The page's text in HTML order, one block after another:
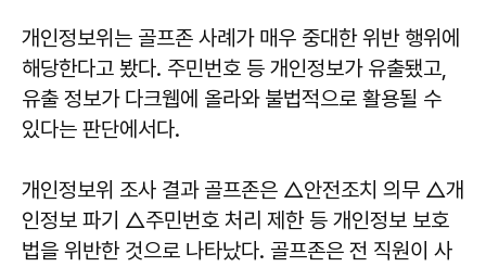
개인정보위는 골프존 사례가 매우 중대한 위반 행위에
해당한다고 봤다. 주민번호 등 개인정보가 유출됐고,
유출 정보가 다크웹에 올라와 불법적으로 활용될 수
있다는 판단에서다.
개인정보위 조사 결과 골프존은 △안전조치 의무 △개
인정보 파기 △주민번호 처리 제한 등 개인정보 보호
법을 위반한 것으로 나타났다. 골프존은 전 직원이 사